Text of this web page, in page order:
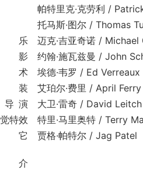
里克·克劳利 / Patrick
斯·图尔 / Thomas
迈克·吉亚奇诺 / Michael
约翰·施瓦兹曼 / John
埃德·韦罗 / Ed Verreaux
艾珀尔·费里 / April Ferry
演 大卫·雷奇 / David Leitch
特效 特里·马里奥特 / Terry
贾格·帕特尔 / Jag Patel
介